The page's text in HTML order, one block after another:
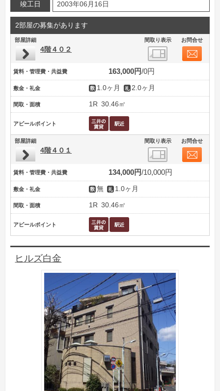
竣工日
2003年06月16日
2部屋の募集があります
部屋詳細 間取り表示 お問合せ
4階４０２
賃料・管理費・共益費 163,000円 0円
敷金・礼金 1.0ヶ月 2.0ヶ月
間取・面積 1R 30.46㎡
アピールポイント
部屋詳細 間取り表示 お問合せ
4階４０１
賃料・管理費・共益費 134,000円 10,000円
敷金・礼金 無 1.0ヶ月
間取・面積 1R 30.46㎡
アピールポイント
ヒルズ白金